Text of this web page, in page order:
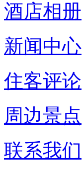
酒店相册
新闻中心
住客评论
周边景点
联系我们